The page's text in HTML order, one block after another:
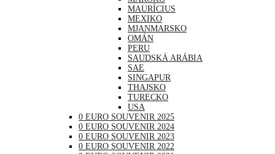
MAURÍCIUS
MEXIKO
MJANMARSKO
OMÁN
PERU
SAUDSKÁ ARÁBIA
SAE
SINGAPUR
THAJSKO
TURECKO
USA
0 EURO SOUVENIR 2025
0 EURO SOUVENIR 2024
0 EURO SOUVENIR 2023
0 EURO SOUVENIR 2022